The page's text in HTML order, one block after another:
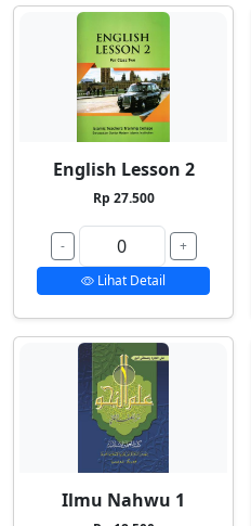
English Lesson 2
Rp 27.500
-
+
Lihat Detail
Ilmu Nahwu 1